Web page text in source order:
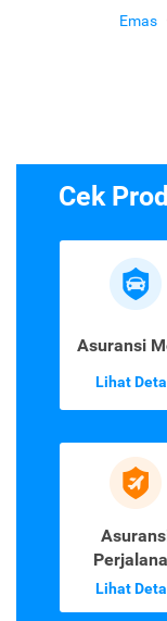
Emas
Cek
Asuransi
Lihat
Lihat